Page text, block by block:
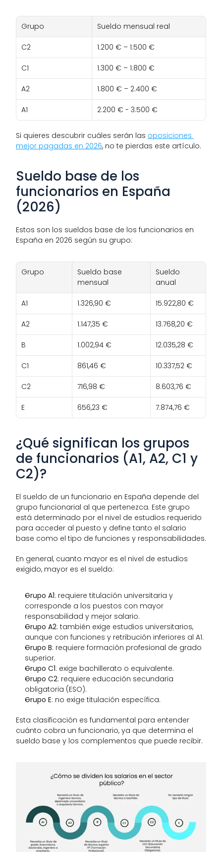
Grupo Sueldo mensual real
C2 1.200 € – 1.500 €
C1 1.300 € – 1.800 €
A2 1.800 € – 2.400 €
A1 2.200 € - 3.500 €
Si quieres descubrir cuáles serán las oposiciones
mejor pagadas en 2026, no te pierdas este artículo.
Sueldo base de los
funcionarios en España
(2026)
Estos son los sueldos base de los funcionarios en
España en 2026 según su grupo:
Grupo
Sueldo base
mensual
Sueldo
anual
A1 1.326,90 € 15.922,80 €
A2 1.147,35 € 13.768,20 €
B 1.002,94 € 12.035,28 €
C1 861,46 € 10.337,52 €
C2 716,98 € 8.603,76 €
E 656,23 € 7.874,76 €
¿Qué significan los grupos
de funcionarios (A1, A2, C1 y
C2)?
El sueldo de un funcionario en España depende del
grupo funcionarial al que pertenezca. Este grupo
está determinado por el nivel de estudios requerido
para acceder al puesto y define tanto el salario
base como el tipo de funciones y responsabilidades.
En general, cuanto mayor es el nivel de estudios
exigido, mayor es el sueldo:
Grupo A1: requiere titulación universitaria y
corresponde a los puestos con mayor
responsabilidad y mejor salario.
Grupo A2: también exige estudios universitarios,
aunque con funciones y retribución inferiores al A1.
Grupo B: requiere formación profesional de grado
superior.
Grupo C1: exige bachillerato o equivalente.
Grupo C2: requiere educación secundaria
obligatoria (ESO).
Grupo E: no exige titulación específica.
Esta clasificación es fundamental para entender
cuánto cobra un funcionario, ya que determina el
sueldo base y los complementos que puede recibir.